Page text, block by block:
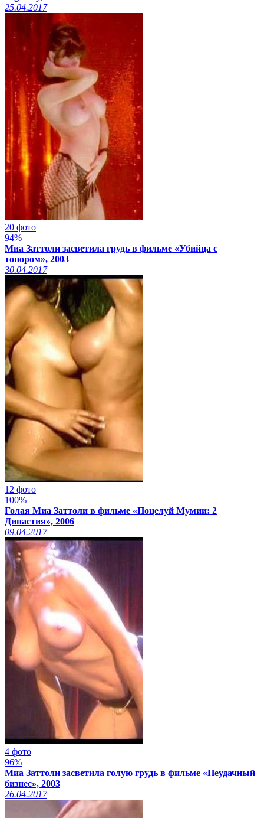
25.04.2017
20 фото
94%
Миа Заттоли засветила грудь в фильме «Убийца с
топором», 2003
30.04.2017
12 фото
100%
Голая Миа Заттоли в фильме «Поцелуй Мумии: 2
Династия», 2006
09.04.2017
4 фото
96%
Миа Заттоли засветила голую грудь в фильме «Неудачный
бизнес», 2003
26.04.2017